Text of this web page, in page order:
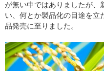
が無い中ではありましたが、
い、何とか製品化の目途を立
品発売に至りました。